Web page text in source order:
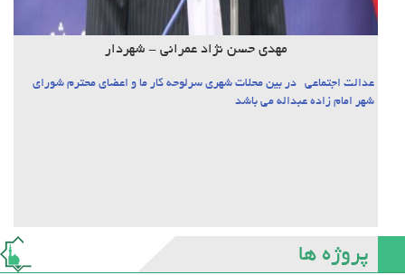
مهدی حسن نژاد عمرانی - شهردار
عدالت اجتماعی در بین محلات شهری سرلوحه کار ما و اعضای محترم شورای
شهر امام زاده عبداله می باشد
پروژه ها